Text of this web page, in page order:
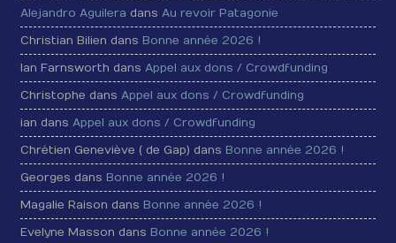
Alejandro Aguilera dansAu revoir Patagonie
Christian Bilien dans Bonne année 2026 !
Ian Farnsworth dansAppel aux dons / Crowdfunding
Christophe dansAppel aux dons / Crowdfunding
ian dansAppel aux dons / Crowdfunding
Chrétien Geneviève ( de Gap) dans Bonne année 2026 !
Georges dans Bonne année 2026 !
Magalie Raison dans Bonne année 2026 !
Evelyne Masson dans Bonne année 2026 !